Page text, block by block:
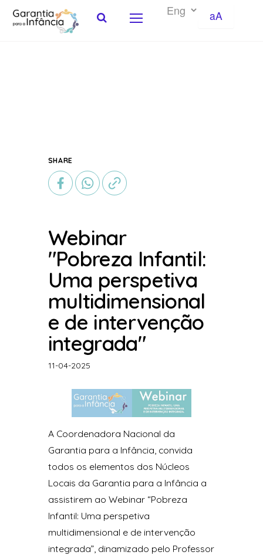
aA
SHARE
Webinar
"Pobreza Infantil:
Uma perspetiva
multidimensional
e de intervenção
integrada"
11-04-2025
A Coordenadora Nacional da
Garantia para a Infância, convida
todos os elementos dos Núcleos
Locais da Garantia para a Infância a
assistirem ao Webinar “Pobreza
Infantil: Uma perspetiva
multidimensional e de intervenção
integrada”, dinamizado pelo Professor